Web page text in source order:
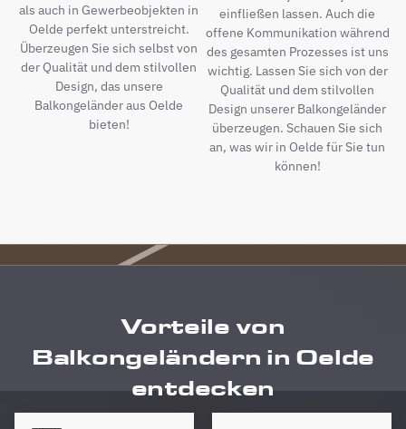
als auch in Gewerbeobjekten in
Oelde perfekt unterstreicht.
Überzeugen Sie sich selbst von
der Qualität und dem stilvollen
Design, das unsere
Balkongeländer aus Oelde
bieten!
einfließen lassen. Auch die
offene Kommunikation während
des gesamten Prozesses ist uns
wichtig. Lassen Sie sich von der
Qualität und dem stilvollen
Design unserer Balkongeländer
überzeugen. Schauen Sie sich
an, was wir in Oelde für Sie tun
können!
Vorteile von
Balkongeländern in Oelde
entdecken